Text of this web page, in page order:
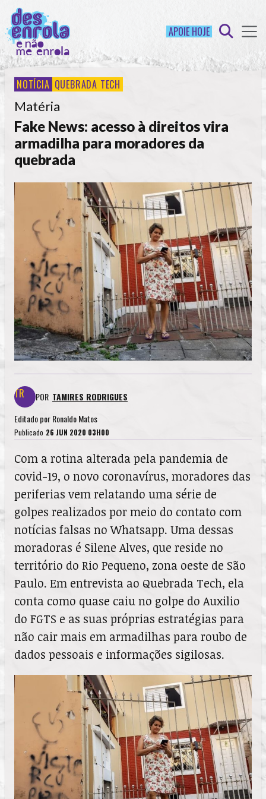
APOIE HOJE
NOTÍCIA QUEBRADA TECH
Matéria
Fake News: acesso à direitos vira
armadilha para moradores da
quebrada
POR TAMIRES RODRIGUES
Editado porRonaldo Matos
Publicado 26 JUN 2020 03H00
Com a rotina alterada pela pandemia de
covid-19, o novo coronavírus, moradores das
periferias vem relatando uma série de
golpes realizados por meio do contato com
notícias falsas no Whatsapp. Uma dessas
moradoras é Silene Alves, que reside no
território do Rio Pequeno, zona oeste de São
Paulo. Em entrevista ao Quebrada Tech, ela
conta como quase caiu no golpe do Auxilio
do FGTS e as suas próprias estratégias para
não cair mais em armadilhas para roubo de
dados pessoais e informações sigilosas.